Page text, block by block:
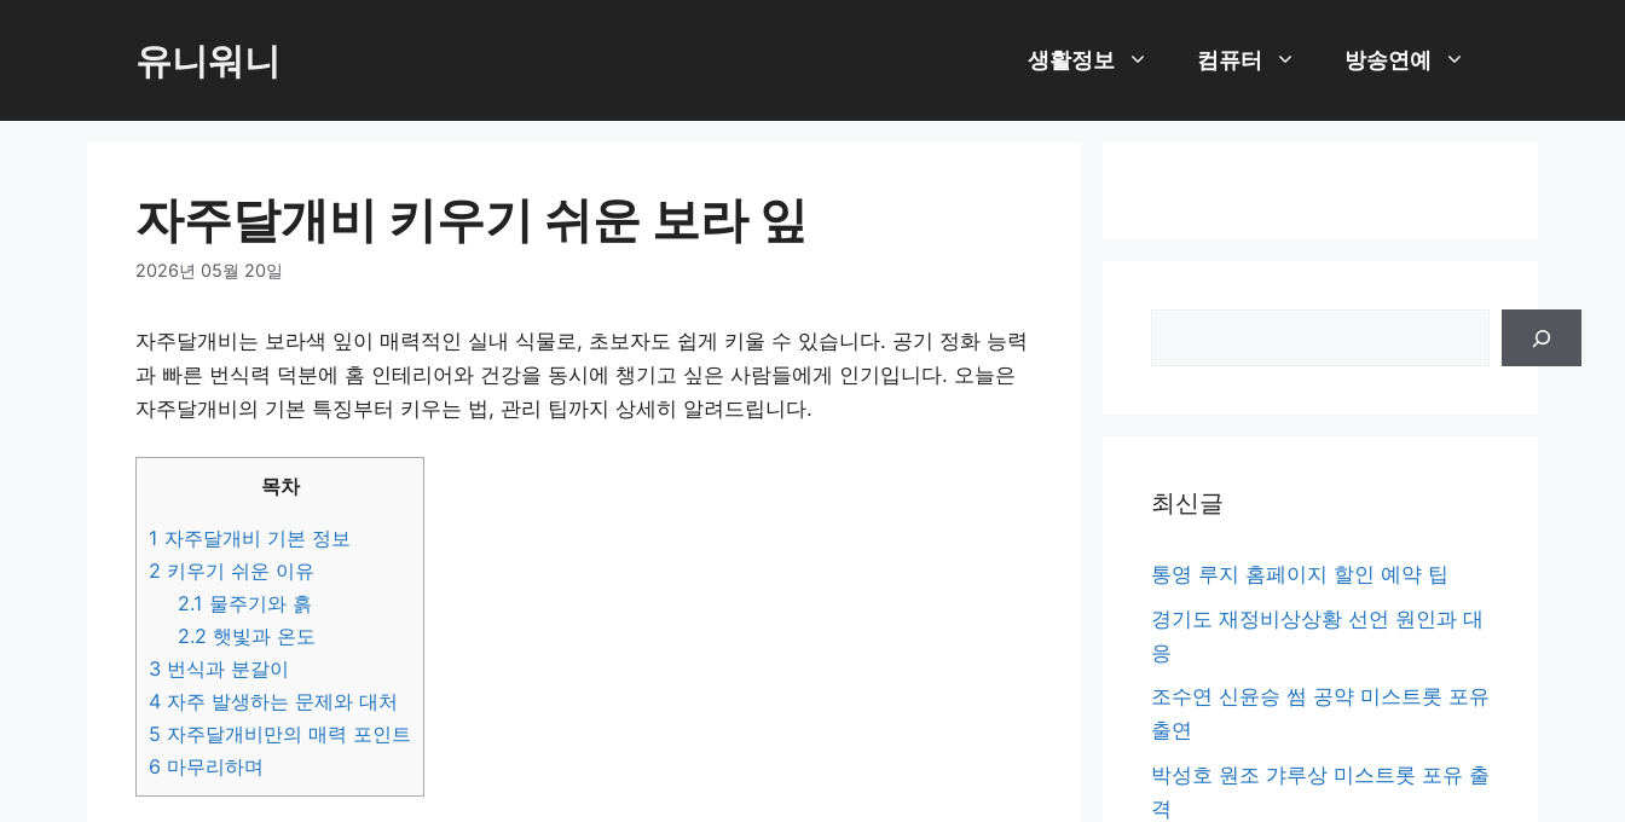
로
유니워니 생활정보 컴퓨터 방송연예
자주달개비 키우기 쉬운 보라 잎
2026년 05월 20일
자주달개비는 보라색 잎이 매력적인 실내 식물로, 초보자도 쉽게 키울 수 있습니다. 공기 정화 능력
과 빠른 번식력 덕분에 홈 인테리어와 건강을 동시에 챙기고 싶은 사람들에게 인기입니다. 오늘은
자주달개비의 기본 특징부터 키우는 법, 관리 팁까지 상세히 알려드립니다.
목차
1 자주달개비 기본 정보
2 키우기 쉬운 이유
2.1 물주기와 흙
2.2 햇빛과 온도
3 번식과 분갈이
4 자주 발생하는 문제와 대처
5 자주달개비만의 매력 포인트
6 마무리하며
최신글
통영 루지 홈페이지 할인 예약 팁
경기도 재정비상상황 선언 원인과 대
응
조수연 신윤승 썸 공약 미스트롯 포유
출연
박성호 원조 갸루상 미스트롯 포유 출
격